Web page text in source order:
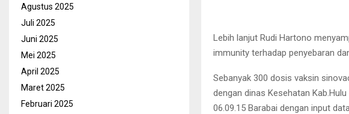
Lebih lanjut Rudi Hartono
immunity terhadap penyebaran
Sebanyak 300 dosis vaksin
dengan dinas Kesehatan
06.09.15 Barabai dengan input
Agustus 2025
Juli 2025
Juni 2025
Mei 2025
April 2025
Maret 2025
Februari 2025